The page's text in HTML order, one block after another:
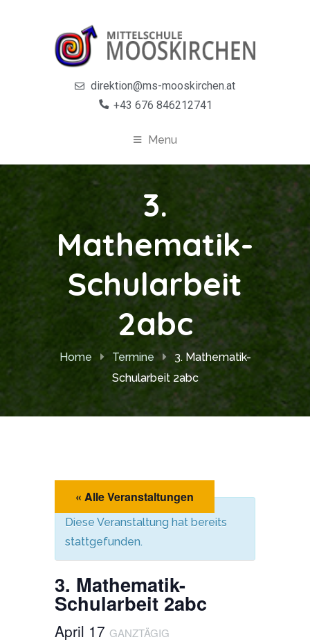
direktion@ms-mooskirchen.at
+43 676 846212741
Menu
3.
Mathematik-
Schularbeit
2abc
Home Termine
3. Mathematik-
Schularbeit 2abc
« Alle Veranstaltungen
Diese Veranstaltung hat bereits
stattgefunden.
3. Mathematik-
Schularbeit 2abc
April 17 GANZTÄGIG